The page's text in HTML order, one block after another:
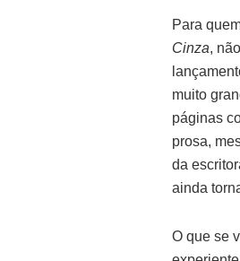
Para
Cinza,
muito
páginas
prosa,
da
ainda
O que se